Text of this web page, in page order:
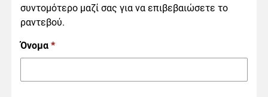
συντομότερο μαζί σας για να επιβεβαιώσετε το
ραντεβού.
Όνομα *